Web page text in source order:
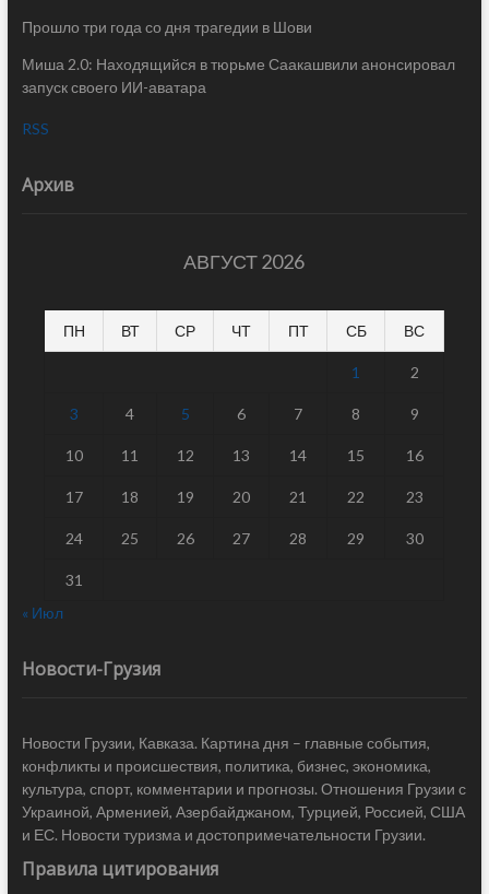
Прошло три года со дня трагедии в Шови
Миша 2.0: Находящийся в тюрьме Саакашвили анонсировал
запуск своего ИИ-аватара
RSS
Архив
АВГУСТ 2026
ПН ВТ СР ЧТ ПТ СБ ВС
1 2
3 4 5 6 7 8 9
10 11 12 13 14 15 16
17 18 19 20 21 22 23
24 25 26 27 28 29 30
31
« Июл
Новости-Грузия
Новости Грузии, Кавказа. Картина дня – главные события,
конфликты и происшествия, политика, бизнес, экономика,
культура, спорт, комментарии и прогнозы. Отношения Грузии с
Украиной, Арменией, Азербайджаном, Турцией, Россией, США
и ЕС. Новости туризма и достопримечательности Грузии.
Правила цитирования